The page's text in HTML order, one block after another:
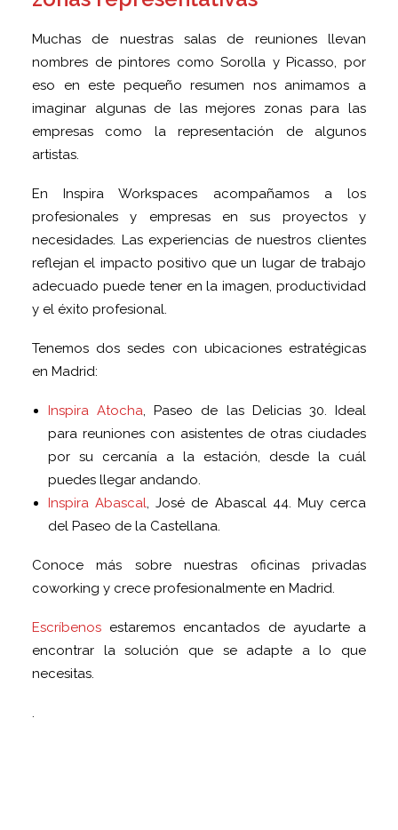
Muchas de nuestras salas de reuniones llevan
nombres de pintores como Sorolla y Picasso, por
eso en este pequeño resumen nos animamos a
imaginar algunas de las mejores zonas para las
empresas como la representación de algunos
artistas.
En Inspira Workspaces acompañamos a los
profesionales y empresas en sus proyectos y
necesidades. Las experiencias de nuestros clientes
reflejan el impacto positivo que un lugar de trabajo
adecuado puede tener en la imagen, productividad
y el éxito profesional.
Tenemos dos sedes con ubicaciones estratégicas
en Madrid:
Inspira Atocha, Paseo de las Delicias 30. Ideal
para reuniones con asistentes de otras ciudades
por su cercanía a la estación, desde la cuál
puedes llegar andando.
Inspira Abascal, José de Abascal 44. Muy cerca
del Paseo de la Castellana.
Conoce más sobre nuestras oficinas privadas
coworking y crece profesionalmente en Madrid.
Escríbenos estaremos encantados de ayudarte a
encontrar la solución que se adapte a lo que
necesitas.
.